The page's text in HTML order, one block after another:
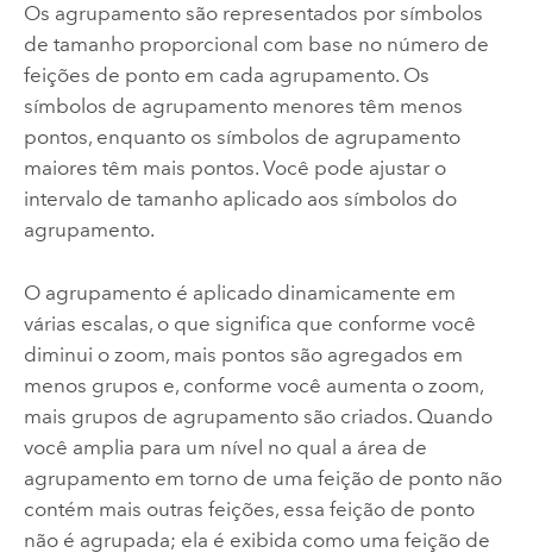
Os agrupamento são representados por símbolos
de tamanho proporcional com base no número de
feições de ponto em cada agrupamento. Os
símbolos de agrupamento menores têm menos
pontos, enquanto os símbolos de agrupamento
maiores têm mais pontos. Você pode ajustar o
intervalo de tamanho aplicado aos símbolos do
agrupamento.
O agrupamento é aplicado dinamicamente em
várias escalas, o que significa que conforme você
diminui o zoom, mais pontos são agregados em
menos grupos e, conforme você aumenta o zoom,
mais grupos de agrupamento são criados. Quando
você amplia para um nível no qual a área de
agrupamento em torno de uma feição de ponto não
contém mais outras feições, essa feição de ponto
não é agrupada; ela é exibida como uma feição de